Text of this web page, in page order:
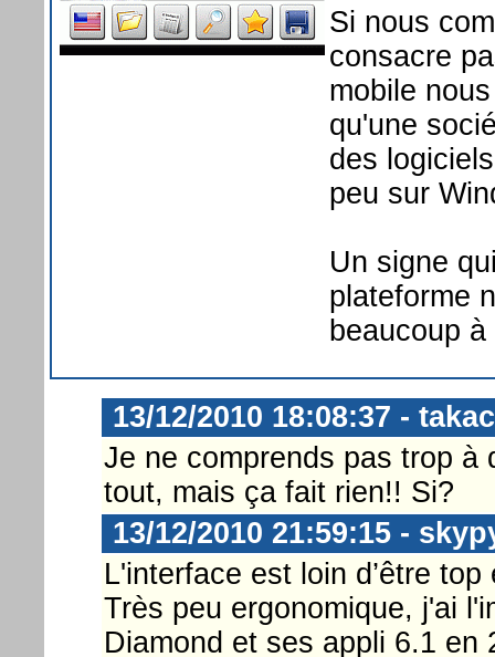
Si nous
consacre
mobile
qu'une
des
peu sur
Un signe
plateforme
beaucoup
13/12/2010 18:08:37 -
Je ne comprends pas trop à
tout, mais ça fait rien!! Si?
13/12/2010 21:59:15 -
L'interface est loin d’être
Très peu ergonomique, j'ai
Diamond et ses appli 6.1 en